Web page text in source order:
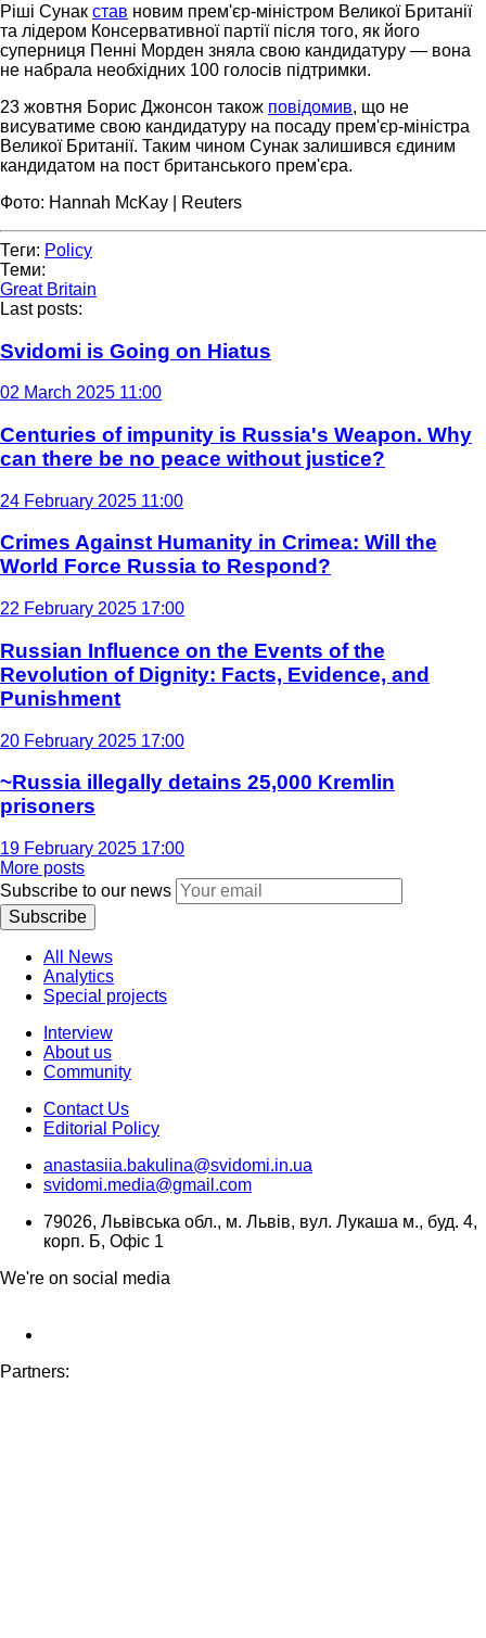
Ріші Сунак став новим прем'єр-міністром Великої Британії
та лідером Консервативної партії після того, як його
суперниця Пенні Морден зняла свою кандидатуру — вона
не набрала необхідних 100 голосів підтримки.
23 жовтня Борис Джонсон також повідомив, що не
висуватиме свою кандидатуру на посаду прем'єр-міністра
Великої Британії. Таким чином Сунак залишився єдиним
кандидатом на пост британського прем'єра.
Фото: Hannah McKay | Reuters
Теги: Policy
Теми:
Great Britain
Last posts:
Svidomi is Going on Hiatus
02 March 2025 11:00
Centuries of impunity is Russia's Weapon. Why
can there be no peace without justice?
24 February 2025 11:00
Crimes Against Humanity in Crimea: Will the
World Force Russia to Respond?
22 February 2025 17:00
Russian Influence on the Events of the
Revolution of Dignity: Facts, Evidence, and
Punishment
20 February 2025 17:00
~Russia illegally detains 25,000 Kremlin
prisoners
19 February 2025 17:00
More posts
Subscribe to our news
Subscribe
All News
Analytics
Special projects
Interview
About us
Community
Contact Us
Editorial Policy
anastasiia.bakulina@svidomi.in.ua
svidomi.media@gmail.com
79026, Львівська обл., м. Львів, вул. Лукаша м., буд. 4,
корп. Б, Офіс 1
We're on social media
Partners: